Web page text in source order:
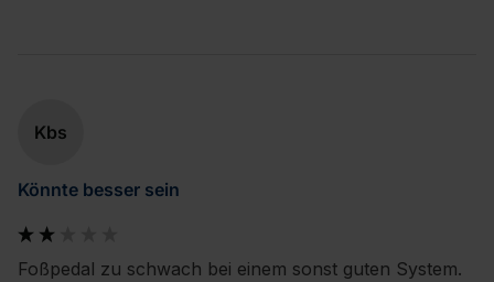
Kbs
Könnte besser sein
Foßpedal zu schwach bei einem sonst guten System.